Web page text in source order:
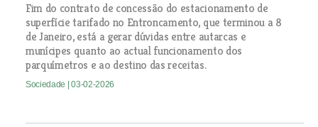
Fim do contrato de concessão do estacionamento de
superfície tarifado no Entroncamento, que terminou a 8
de Janeiro, está a gerar dúvidas entre autarcas e
munícipes quanto ao actual funcionamento dos
parquímetros e ao destino das receitas.
Sociedade | 03-02-2026